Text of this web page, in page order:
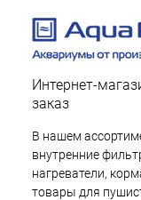
Интернет-
заказ
В нашем
внутренние
нагреватели,
товары для